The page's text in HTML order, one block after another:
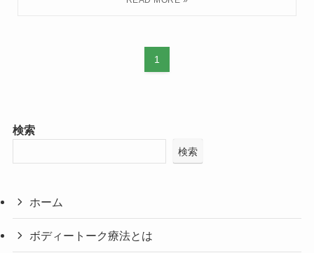
1
検索
検索
ホーム
ボディートーク療法とは